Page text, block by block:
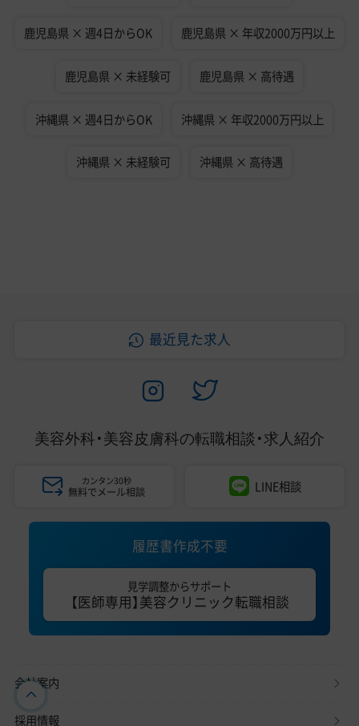
鹿児島県 × 週4日からOK 鹿児島県 × 年収2000万円以上
鹿児島県 × 未経験可 鹿児島県 × 高待遇
沖縄県 × 週4日からOK 沖縄県 × 年収2000万円以上
沖縄県 × 未経験可 沖縄県 × 高待遇
最近見た求人
美容外科・美容皮膚科の転職相談・求人紹介
カンタン30秒
無料でメール相談 LINE相談
履歴書作成不要
見学調整からサポート
【医師専用】美容クリニック転職相談
会社案内
採用情報